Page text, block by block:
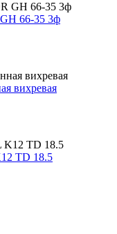
66-35 3ф
вихревая
TD 18.5